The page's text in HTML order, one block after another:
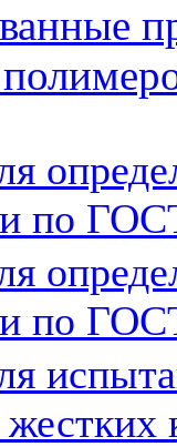
по
по